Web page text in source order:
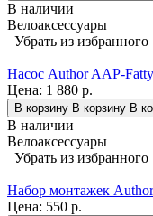
В наличии
Велоаксессуары
Убрать из избранного
Насос Author AAP-Fatty
Цена: 1 880 р.
В корзину В корзину В
В наличии
Велоаксессуары
Убрать из избранного
Набор монтажек
Цена: 550 р.